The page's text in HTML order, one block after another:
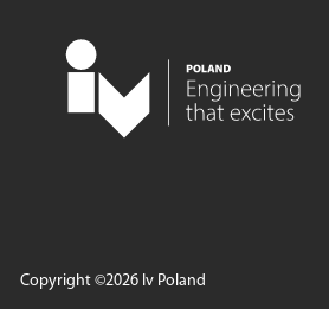
Copyright ©2026 Iv Poland